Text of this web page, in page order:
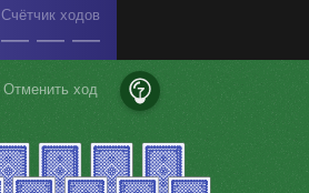
Счётчик ходов
— — —
Отменить ход